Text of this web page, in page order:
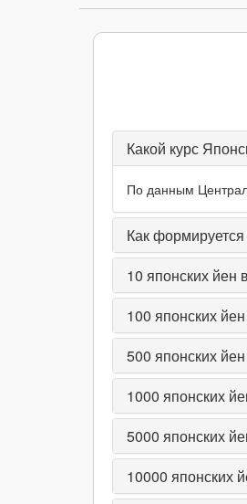
Какой курс
По данным
Как
10 японских йен
100 японских
500 японских
1000 японских
5000 японских
10000 японских